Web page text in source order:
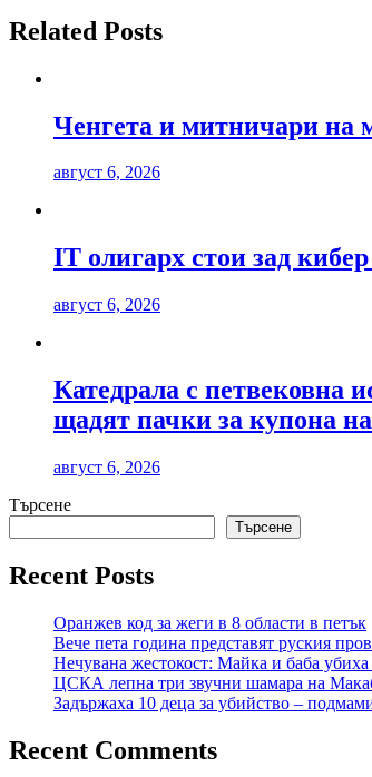
Related Posts
Ченгета и митничари на
август 6, 2026
IT олигарх стои зад
август 6, 2026
Катедрала с петвековна
щадят пачки за купона
август 6, 2026
Търсене
Търсене
Recent Posts
Оранжев код за жеги в 8 области в петък
Вече пета година представят руския
Нечувана жестокост: Майка и баба убиха
ЦСКА лепна три звучни шамара на
Задържаха 10 деца за убийство –
Recent Comments